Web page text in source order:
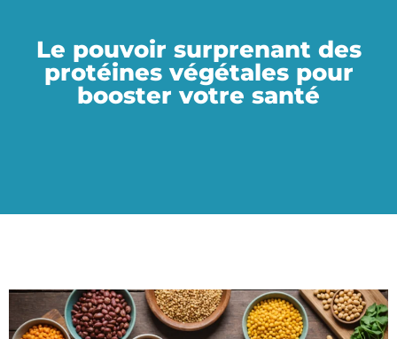
Le pouvoir surprenant des
protéines végétales pour
booster votre santé